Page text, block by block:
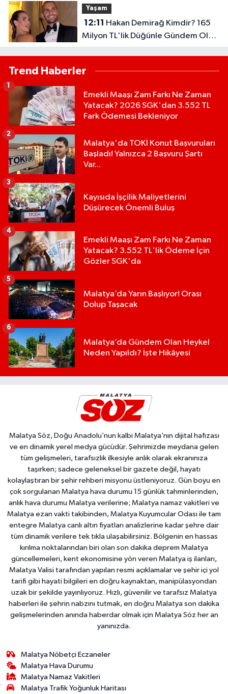
Yaşam
12:11
Milyon TL'lik Düğünle Gündem Olan
"Döner Kralı" Nereli, Ne İş Yapıyor?
Trend Haberler
Emekli Maaşı Zam Farkı Ne Zaman
Yatacak? 2026 SGK'dan 3.552 TL
Fark Ödemesi Bekleniyor
1
Malatya'da TOKİ Konut Başvuruları
Başladı! Yalnızca 2 Başvuru Şartı
Var...
2
Kayısıda İşçilik Maliyetlerini
Düşürecek Önemli Buluş
3
Emekli Maaşı Zam Farkı Ne Zaman
Yatacak? 3.552 TL'lik Ödeme İçin
Gözler SGK'da
4
Malatya’da Yarın Başlıyor! Orası
Dolup Taşacak
5
Malatya’da Gündem Olan Heykel
Neden Yapıldı? İşte Hikâyesi
6
Malatya Söz, Doğu Anadolu’nun kalbi Malatya’nın dijital hafızası
ve en dinamik yerel medya gücüdür. Şehrimizde meydana gelen
tüm gelişmeleri, tarafsızlık ilkesiyle anlık olarak ekranınıza
taşırken; sadece geleneksel bir gazete değil, hayatı
kolaylaştıran bir şehir rehberi misyonu üstleniyoruz. Gün boyu en
çok sorgulanan Malatya hava durumu 15 günlük tahminlerinden,
anlık hava durumu Malatya verilerine; Malatya namaz vakitleri ve
Malatya ezan vakti takibinden, Malatya Kuyumcular Odası ile tam
entegre Malatya canlı altın fiyatları analizlerine kadar şehre dair
tüm dinamik verilere tek tıkla ulaşabilirsiniz. Bölgenin en hassas
kırılma noktalarından biri olan son dakika deprem Malatya
güncellemeleri, kent ekonomisine yön veren Malatya iş ilanları,
Malatya Valisi tarafından yapılan resmi açıklamalar ve şehir içi yol
tarifi gibi hayati bilgileri en doğru kaynaktan, manipülasyondan
uzak bir şekilde yayınlıyoruz. Hızlı, güvenilir ve tarafsız Malatya
haberleri ile şehrin nabzını tutmak, en doğru Malatya son dakika
gelişmelerinden anında haberdar olmak için Malatya Söz her an
yanınızda.
Malatya Nöbetçi Eczaneler
Malatya Hava Durumu
Malatya Namaz Vakitleri
Malatya Trafik Yoğunluk Haritası